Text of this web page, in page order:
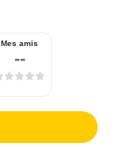
Mes amis
--